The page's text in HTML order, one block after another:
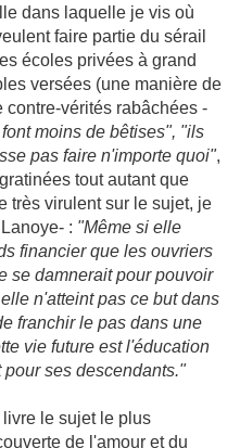
dans laquelle je vis où
faire partie du sérail
écoles privées à grand
versées (une manière de
vérités rabâchées -
font moins de bêtises", "ils
pas faire n'importe quoi",
tout autant que
très virulent sur le sujet, je
: "Même si elle
financier que les ouvriers
se damnerait pour pouvoir
n'atteint pas ce but dans
franchir le pas dans une
vie future est l'éducation
ses descendants."
le sujet le plus
de l'amour et du